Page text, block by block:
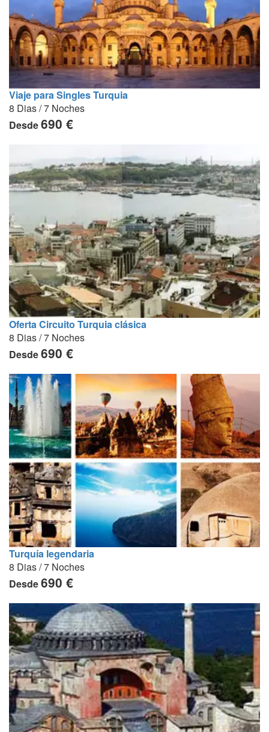
Viaje para Singles Turquia
8 Dias / 7 Noches
Desde690 €
Oferta Circuito Turquia clásica
8 Dias / 7 Noches
Desde690 €
Turquía legendaria
8 Dias / 7 Noches
Desde690 €